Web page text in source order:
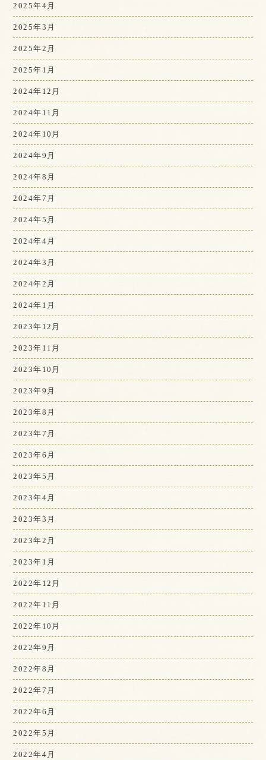
2025年4月
2025年3月
2025年2月
2025年1月
2024年12月
2024年11月
2024年10月
2024年9月
2024年8月
2024年7月
2024年5月
2024年4月
2024年3月
2024年2月
2024年1月
2023年12月
2023年11月
2023年10月
2023年9月
2023年8月
2023年7月
2023年6月
2023年5月
2023年4月
2023年3月
2023年2月
2023年1月
2022年12月
2022年11月
2022年10月
2022年9月
2022年8月
2022年7月
2022年6月
2022年5月
2022年4月